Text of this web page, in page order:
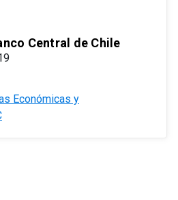
Central de Chile
Económicas y